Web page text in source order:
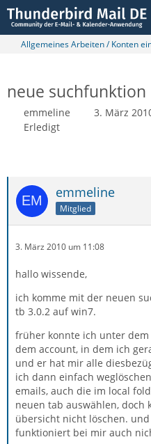
Allgemeines Arbeiten / Konten
neue suchfunktion
emmeline 3. März
Erledigt
emmeline
Mitglied
3. März 2010 um 11:08
hallo wissende,
ich komme mit der neuen
tb 3.0.2 auf win7.
früher konnte ich unter
dem account, in dem ich
und er hat mir alle
ich dann einfach
emails, auch die im local
neuen tab auswählen, doch
übersicht nicht löschen.
funktioniert bei mir auch